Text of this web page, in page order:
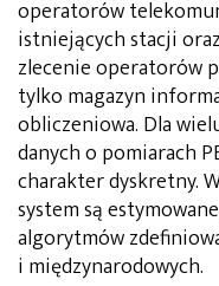
operatorów
istniejących stacji
zlecenie operatorów
tylko magazyn
obliczeniowa. Dla
danych o pomiarach
charakter dyskretny.
system są
algorytmów
i międzynarodowych.